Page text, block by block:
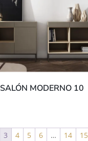
SALÓN MODERNO 10
3 4 5 6 … 14 15